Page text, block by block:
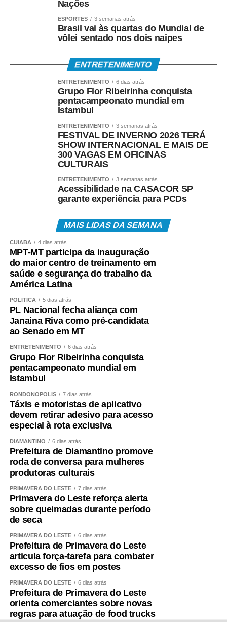
Nações
ESPORTES 3 semanas atrás
Brasil vai às quartas do Mundial de
vôlei sentado nos dois naipes
ENTRETENIMENTO
ENTRETENIMENTO 6 dias atrás
Grupo Flor Ribeirinha conquista
pentacampeonato mundial em
Istambul
ENTRETENIMENTO 3 semanas atrás
FESTIVAL DE INVERNO 2026 TERÁ
SHOW INTERNACIONAL E MAIS DE
300 VAGAS EM OFICINAS
CULTURAIS
ENTRETENIMENTO 3 semanas atrás
Acessibilidade na CASACOR SP
garante experiência para PCDs
MAIS LIDAS DA SEMANA
CUIABÁ 4 dias atrás
MPT-MT participa da inauguração
do maior centro de treinamento em
saúde e segurança do trabalho da
América Latina
POLÍTICA 5 dias atrás
PL Nacional fecha aliança com
Janaina Riva como pré-candidata
ao Senado em MT
ENTRETENIMENTO 6 dias atrás
Grupo Flor Ribeirinha conquista
pentacampeonato mundial em
Istambul
RONDONÓPOLIS 7 dias atrás
Táxis e motoristas de aplicativo
devem retirar adesivo para acesso
especial à rota exclusiva
DIAMANTINO 6 dias atrás
Prefeitura de Diamantino promove
roda de conversa para mulheres
produtoras culturais
PRIMAVERA DO LESTE 7 dias atrás
Primavera do Leste reforça alerta
sobre queimadas durante período
de seca
PRIMAVERA DO LESTE 6 dias atrás
Prefeitura de Primavera do Leste
articula força-tarefa para combater
excesso de fios em postes
PRIMAVERA DO LESTE 6 dias atrás
Prefeitura de Primavera do Leste
orienta comerciantes sobre novas
regras para atuação de food trucks